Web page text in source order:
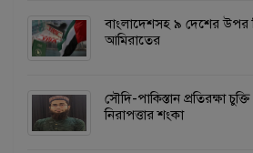
বাংলাদেশসহ ৯ দেশের উপর
আমিরাতের
সৌদি-পাকিস্তান প্রতিরক্ষা
নিরাপত্তার শংকা